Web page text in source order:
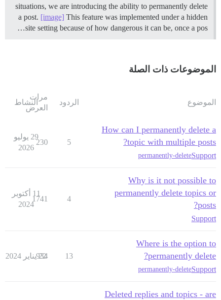
situations, we are introducing the ability to permanently delete
a post. [image] This feature was implemented under a hidden
site setting because of how dangerous it can be, once a pos…
الموضوعات ذات الصلة
الموضوع الردود
مرات
العرض
النشاط
How can I permanently delete a
topic with multiple posts?
Support
permanently-delete
5
230
29 يوليو
2026
Why is it not possible to
permanently delete topics or
posts?
Support
4
1741
11 أكتوبر
2024
Where is the option to
permanently delete?
Support
permanently-delete
13
934
22 يناير 2024
Deleted replies and topics - are